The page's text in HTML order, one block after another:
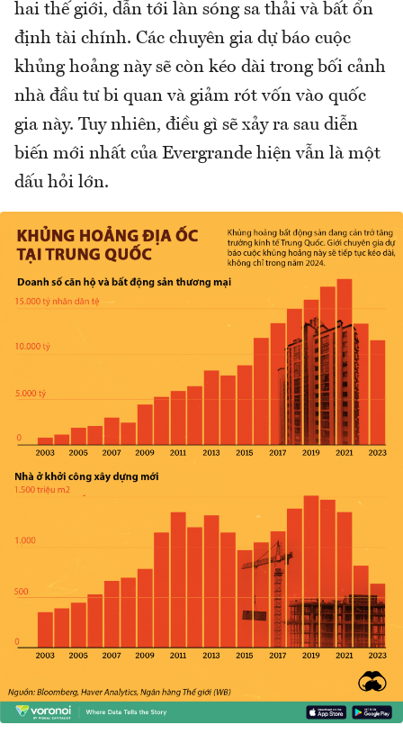
hai thế giới, dẫn tới làn sóng sa thải và bất ổn
định tài chính. Các chuyên gia dự báo cuộc
khủng hoảng này sẽ còn kéo dài trong bối cảnh
nhà đầu tư bi quan và giảm rót vốn vào quốc
gia này. Tuy nhiên, điều gì sẽ xảy ra sau diễn
biến mới nhất của Evergrande hiện vẫn là một
dấu hỏi lớn.